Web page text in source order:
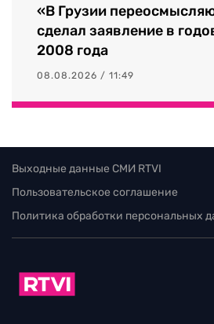
«В Грузии
сделал заявление в
2008 года
08.08.2026 / 11:49
Выходные данные СМИ RTVI
Пользовательское соглашение
Политика обработки персональных